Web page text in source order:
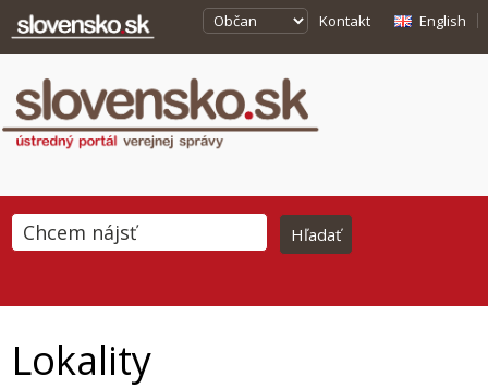
Kontakt English
Lokality